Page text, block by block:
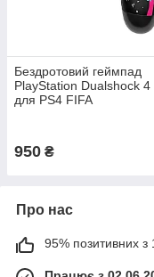
Бездротовий геймпад
PlayStation Dualshock 4
для PS4 FIFA
950 ₴
Про нас
95% позитивних з